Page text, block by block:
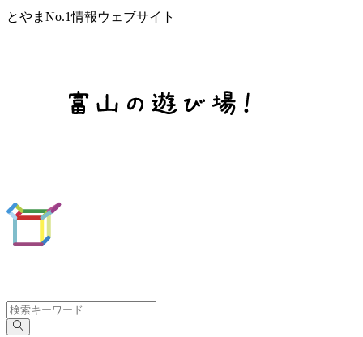
とやまNo.1情報ウェブサイト